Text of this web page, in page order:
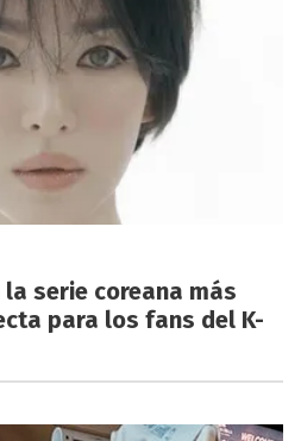
serie coreana más
para los fans del K-